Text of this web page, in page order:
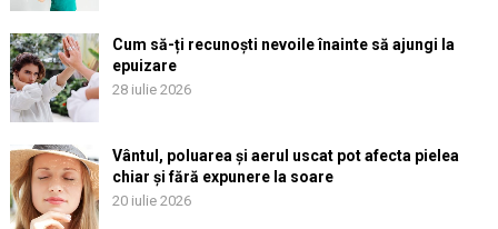
Cum să-ți recunoști nevoile înainte să ajungi la
epuizare
28 iulie 2026
Vântul, poluarea și aerul uscat pot afecta pielea
chiar și fără expunere la soare
20 iulie 2026